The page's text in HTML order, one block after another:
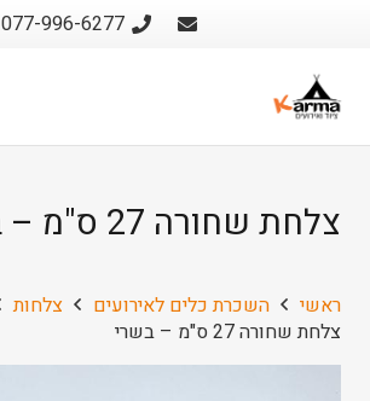
077-996-6277
צלחת שחורה 27 ס"מ – בשרי
ראשי השכרת כלים לאירועים
צלחות
צלחת שחורה 27 ס"מ – בשרי